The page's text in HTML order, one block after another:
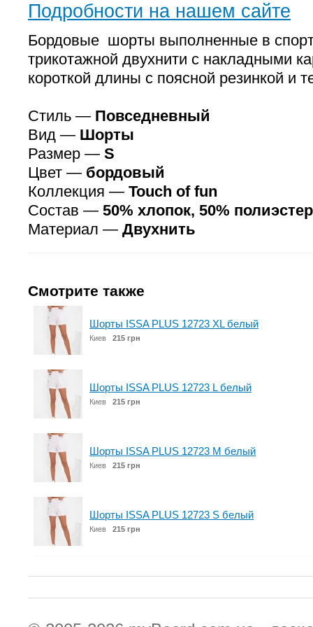
Подробности на нашем сайте
Бордовые шорты выполненные в
трикотажной двухнити с накладными
короткой длины с поясной резинкой и
Стиль — Повседневный
Вид — Шорты
Размер — S
Цвет — бордовый
Коллекция — Touch of fun
Состав — 50% хлопок, 50% полиэстер
Материал — Двухнить
Смотрите также
Шорты ISSA PLUS 12723 XL белый
Киев 215 грн
Шорты ISSA PLUS 12723 L белый
Киев 215 грн
Шорты ISSA PLUS 12723 M белый
Киев 215 грн
Шорты ISSA PLUS 12723 S белый
Киев 215 грн